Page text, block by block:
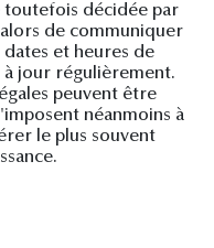
toutefois décidée par
de communiquer
et heures de
à jour régulièrement.
peuvent être
néanmoins à
le plus souvent